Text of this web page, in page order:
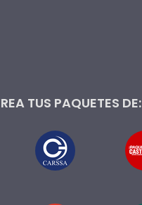
TUS PAQUETES DE: